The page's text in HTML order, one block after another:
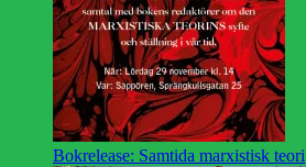
Bokrelease: Samtida marxistisk teori